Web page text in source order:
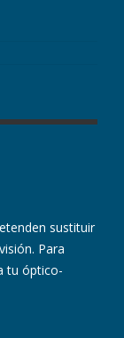
sustituir
Para
tu óptico-